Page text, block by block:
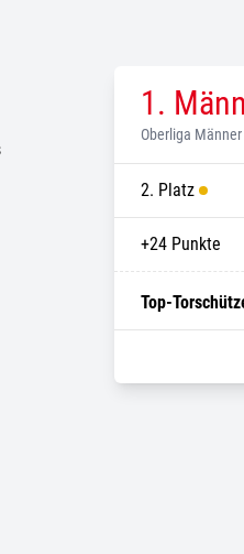
1.
Oberliga Männer
2. Platz
+24 Punkte
Top-